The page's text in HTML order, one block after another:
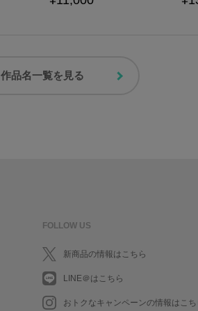
作品名一覧を見る
FOLLOW US
新商品の情報はこちら
LINE＠はこちら
おトクなキャンペーンの情報はこち